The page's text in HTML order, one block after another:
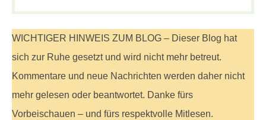
WICHTIGER HINWEIS ZUM BLOG – Dieser Blog hat
sich zur Ruhe gesetzt und wird nicht mehr betreut.
Kommentare und neue Nachrichten werden daher nicht
mehr gelesen oder beantwortet. Danke fürs
Vorbeischauen – und fürs respektvolle Mitlesen.